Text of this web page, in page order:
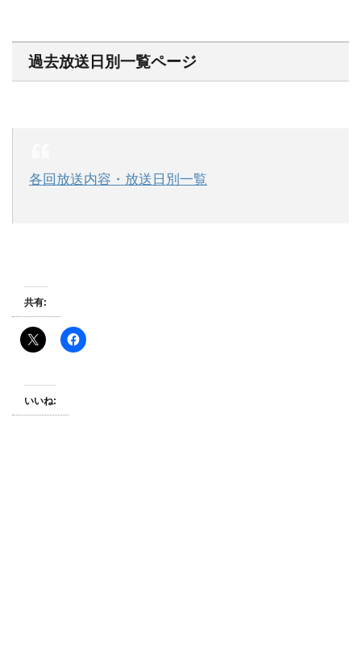
過去放送日別一覧ページ
各回放送内容・放送日別一覧
共有:
いいね: